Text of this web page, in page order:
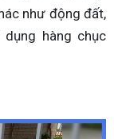
như động đất,
hàng chục